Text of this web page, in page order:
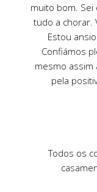
muito bom.
tudo a chorar.
Estou
Confiámos
mesmo
pela
Todos os